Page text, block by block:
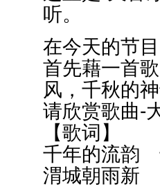
听。
在今天的节
首先藉一首
风，千秋的
请欣赏歌曲-
【歌词】
千年的流韵
渭城朝雨新